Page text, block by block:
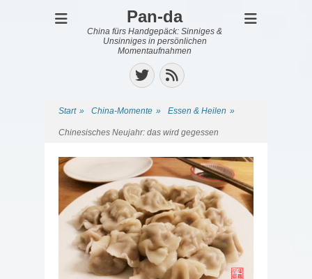
Pan-da
China fürs Handgepäck: Sinniges &
Unsinniges in persönlichen
Momentaufnahmen
Twitter
Feed
Start » China-Momente » Essen & Heilen »
Chinesisches Neujahr: das wird gegessen